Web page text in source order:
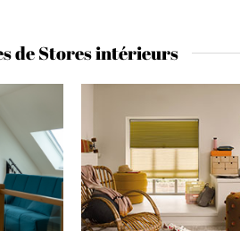
de Stores intérieurs